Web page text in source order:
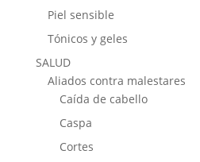
Piel sensible
Tónicos y geles
SALUD
Aliados contra malestares
Caída de cabello
Caspa
Cortes